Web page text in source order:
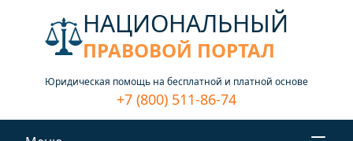
НАЦИОНАЛЬНЫЙ
ПРАВОВОЙ ПОРТАЛ
Юридическая помощь на бесплатной и платной основе
+7 (800) 511-86-74